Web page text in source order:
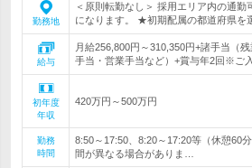
勤務地
＜原則転勤なし＞ 採用エリア内の通勤
になります。 ★初期配属の都道府県を
給与
月給256,800円～310,350円+諸手当（
手当・営業手当など）+賞与年2回※ご
初年度
年収
420万円～500万円
勤務
時間
8:50～17:50、8:20～17:20等（休憩60
間が異なる場合がありま…